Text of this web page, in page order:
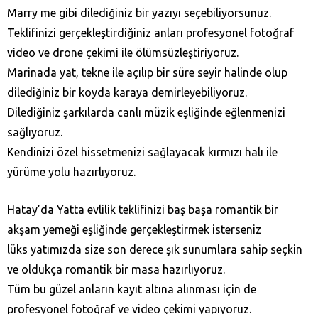
Marry me gibi dilediğiniz bir yazıyı seçebiliyorsunuz.
Teklifinizi gerçekleştirdiğiniz anları profesyonel fotoğraf
video ve drone çekimi ile ölümsüzleştiriyoruz.
Marinada yat, tekne ile açılıp bir süre seyir halinde olup
dilediğiniz bir koyda karaya demirleyebiliyoruz.
Dilediğiniz şarkılarda canlı müzik eşliğinde eğlenmenizi
sağlıyoruz.
Kendinizi özel hissetmenizi sağlayacak kırmızı halı ile
yürüme yolu hazırlıyoruz.
Hatay’da Yatta evlilik teklifinizi baş başa romantik bir
akşam yemeği eşliğinde gerçekleştirmek isterseniz
lüks yatımızda size son derece şık sunumlara sahip seçkin
ve oldukça romantik bir masa hazırlıyoruz.
Tüm bu güzel anların kayıt altına alınması için de
profesyonel fotoğraf ve video çekimi yapıyoruz.